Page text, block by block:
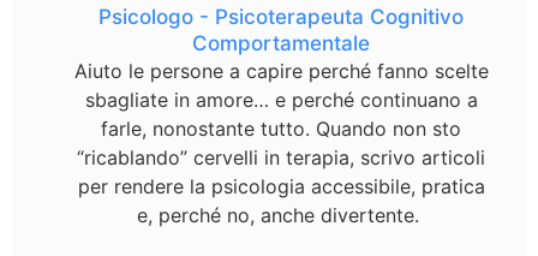
Psicologo - Psicoterapeuta Cognitivo
Comportamentale
Aiuto le persone a capire perché fanno scelte
sbagliate in amore… e perché continuano a
farle, nonostante tutto. Quando non sto
“ricablando” cervelli in terapia, scrivo articoli
per rendere la psicologia accessibile, pratica
e, perché no, anche divertente.